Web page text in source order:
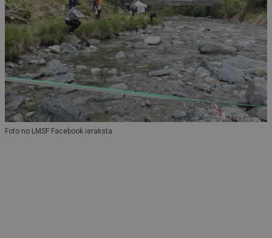
Foto no LMSF Facebook ieraksta